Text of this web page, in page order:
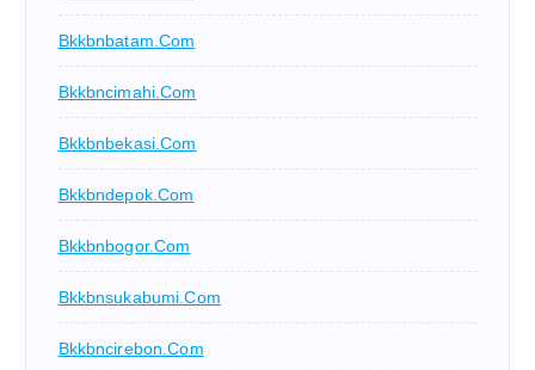
Bkkbnbatam.com
Bkkbncimahi.com
Bkkbnbekasi.com
Bkkbndepok.com
Bkkbnbogor.com
Bkkbnsukabumi.com
Bkkbncirebon.com